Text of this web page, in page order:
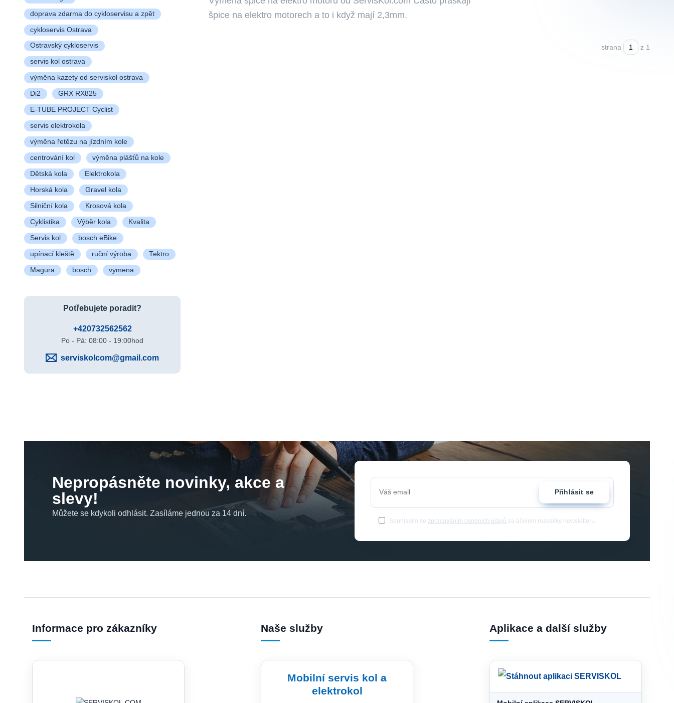
doprava zdarma do cykloservisu a zpět
cykloservis Ostrava
Ostravský cykloservis
servis kol ostrava
výměna kazety od serviskol ostrava
Di2 GRX RX825
E-TUBE PROJECT Cyclist
servis elektrokola
výměna řetězu na jízdním kole
centrování kol výměna plášťů na kole
Dětská kola Elektrokola
Horská kola Gravel kola
Silniční kola Krosová kola
Cyklistika Výběr kola Kvalita
Servis kol bosch eBike
upínací kleště ruční výroba Tektro
Magura bosch vymena
Potřebujete poradit?
+420732562562
Po - Pá: 08:00 - 19:00hod
serviskolcom@gmail.com
špice na elektro motorech a to i když mají 2,3mm.
strana z 1
Nepropásněte novinky, akce a
slevy!
Můžete se kdykoli odhlásit. Zasíláme jednou za 14 dní.
Přihlásit se
Souhlasím se zpracováním osobních údajů za účelem rozesílky newsletteru.
Informace pro zákazníky Naše služby
Mobilní servis kol a
elektrokol
Aplikace a další služby